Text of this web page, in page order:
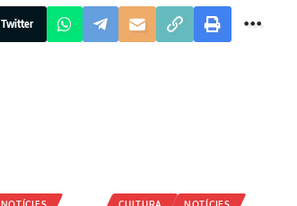
Twitter